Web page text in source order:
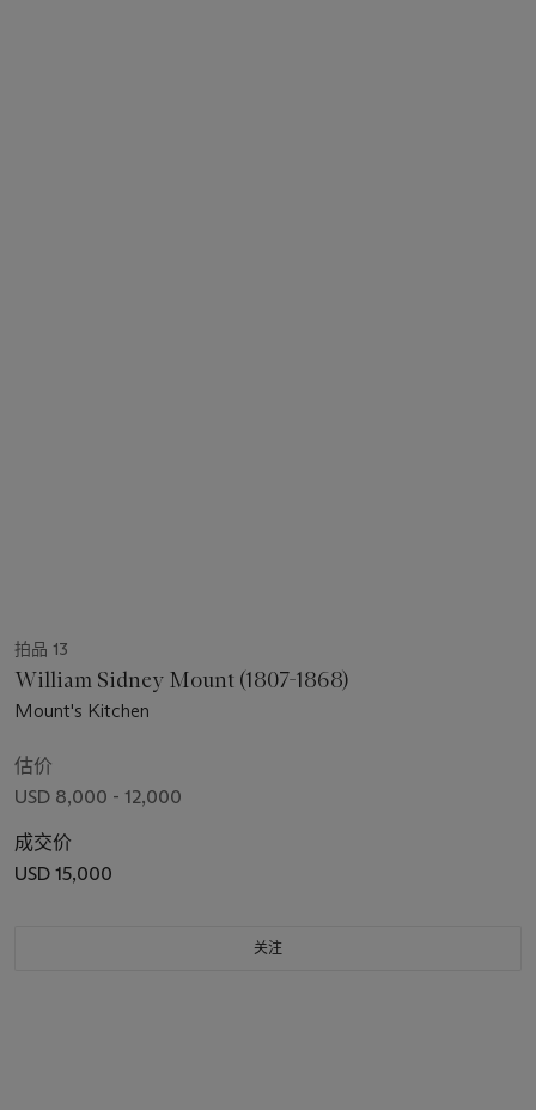
拍品 13
William Sidney Mount (1807-1868)
Mount's Kitchen
估价
USD 8,000 - 12,000
成交价
USD 15,000
关注